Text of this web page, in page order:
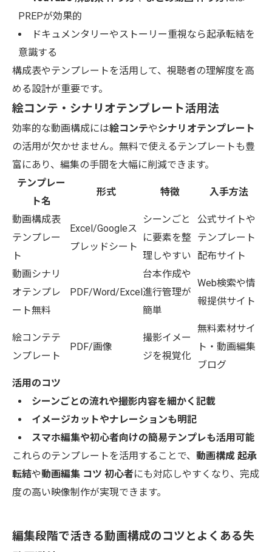
PREPが効果的
ドキュメンタリーやストーリー重視なら起承転結を
意識する
構成表やテンプレートを活用して、視聴者の理解度を高
める設計が重要です。
絵コンテ・シナリオテンプレート活用法
効率的な動画構成には絵コンテやシナリオテンプレート
の活用が欠かせません。無料で使えるテンプレートも豊
富にあり、編集の手間を大幅に削減できます。
テンプレー
ト名
形式 特徴 入手方法
動画構成表
テンプレー
ト
Excel/Googleス
プレッドシート
シーンごと
に要素を整
理しやすい
公式サイトや
テンプレート
配布サイト
動画シナリ
オテンプレ
ート無料
PDF/Word/Excel
台本作成や
進行管理が
簡単
Web検索や情
報提供サイト
絵コンテテ
ンプレート
PDF/画像
撮影イメー
ジを視覚化
無料素材サイ
ト・動画編集
ブログ
活用のコツ
シーンごとの流れや撮影内容を細かく記載
イメージカットやナレーションも明記
スマホ編集や初心者向けの簡易テンプレも活用可能
これらのテンプレートを活用することで、 動画構成 起承
転結や動画編集 コツ 初心者にも対応しやすくなり、完成
度の高い映像制作が実現できます。
編集段階で活きる動画構成のコツとよくある失